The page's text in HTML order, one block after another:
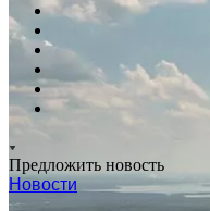
Предложить новость
Новости